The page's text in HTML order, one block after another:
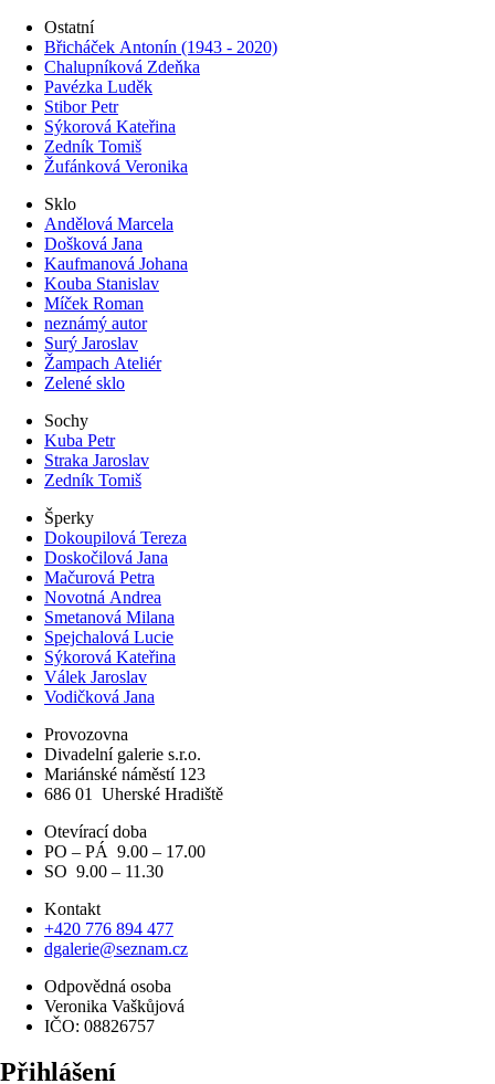
Ostatní
Břicháček Antonín (1943 - 2020)
Chalupníková Zdeňka
Pavézka Luděk
Stibor Petr
Sýkorová Kateřina
Zedník Tomiš
Žufánková Veronika
Sklo
Andělová Marcela
Došková Jana
Kaufmanová Johana
Kouba Stanislav
Míček Roman
neznámý autor
Surý Jaroslav
Žampach Ateliér
Zelené sklo
Sochy
Kuba Petr
Straka Jaroslav
Zedník Tomiš
Šperky
Dokoupilová Tereza
Doskočilová Jana
Mačurová Petra
Novotná Andrea
Smetanová Milana
Spejchalová Lucie
Sýkorová Kateřina
Válek Jaroslav
Vodičková Jana
Provozovna
Divadelní galerie s.r.o.
Mariánské náměstí 123
686 01
Uherské Hradiště
Otevírací doba
PO – PÁ 9.00 – 17.00
SO 9.00 – 11.30
Kontakt
+420 776 894 477
dgalerie@seznam.cz
Odpovědná osoba
Veronika Vaškůjová
IČO: 08826757
Přihlášení